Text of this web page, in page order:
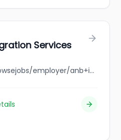
Services
jobbank.gc.ca/browsejobs/employer/anb+immigration+services/ca